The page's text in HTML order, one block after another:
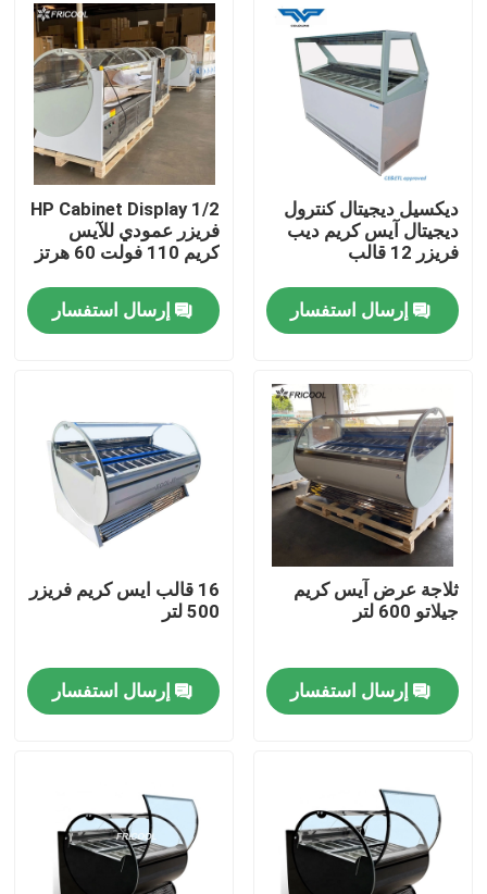
منزل
المنتجات
جولة في المعمل
ضبط الجودة
اتصل بنا
جميع القضايا
علبة ديلي المبردة
تجار باب زجاجي
ديكسيل ديجيتال كنترول
ديجيتال آيس كريم ديب
فريزر 12 قالب
إرسال استفسار
1/2 HP Cabinet Display
فريزر عمودي للآيس
كريم 110 فولت 60 هرتز
إرسال استفسار
ثلاجة عرض آيس كريم
جيلاتو 600 لتر
إرسال استفسار
16 قالب ايس كريم فريزر
500 لتر
إرسال استفسار